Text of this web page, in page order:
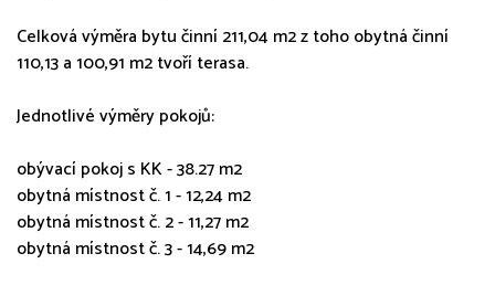
Celková výměra bytu činní 211,04 m2 z toho obytná činní
110,13 a 100,91 m2 tvoří terasa.
Jednotlivé výměry pokojů:
obývací pokoj s KK - 38.27 m2
obytná místnost č. 1 - 12,24 m2
obytná místnost č. 2 - 11,27 m2
obytná místnost č. 3 - 14,69 m2